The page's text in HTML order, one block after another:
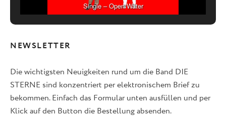
Single – Open Water
NEWSLETTER
Die wichtigsten Neuigkeiten rund um die Band DIE
STERNE sind konzentriert per elektronischem Brief zu
bekommen. Einfach das Formular unten ausfüllen und per
Klick auf den Button die Bestellung absenden.